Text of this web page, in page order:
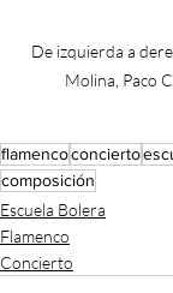
De izquierda a
Molina, Paco
flamencoconcierto
composición
Escuela Bolera
Flamenco
Concierto